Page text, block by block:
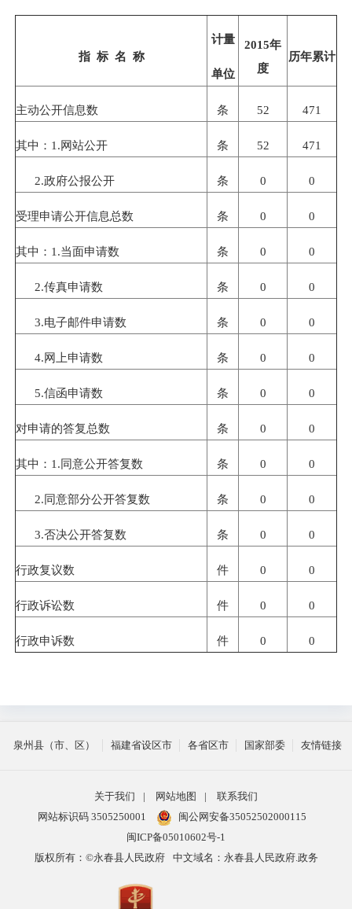
指 标 名 称
计量
单位
2015年
度
历年累计
主动公开信息数 条 52 471
其中： 1.网站公开 条 52 471
2.政府公报公开 条 0 0
受理申请公开信息总数 条 0 0
其中： 1.当面申请数 条 0 0
2.传真申请数 条 0 0
3.电子邮件申请数 条 0 0
4.网上申请数 条 0 0
5.信函申请数 条 0 0
对申请的答复总数 条 0 0
其中： 1.同意公开答复数 条 0 0
2.同意部分公开答复数 条 0 0
3.否决公开答复数 条 0 0
行政复议数 件 0 0
行政诉讼数 件 0 0
行政申诉数 件 0 0
泉州县（市、区） 福建省设区市 各省区市 国家部委 友情链接
关于我们 | 网站地图 |
联系我们
网站标识码 3505250001
闽公网安备35052502000115
闽ICP备05010602号-1
版权所有：©永春县人民政府
中文域名：永春县人民政府.政务